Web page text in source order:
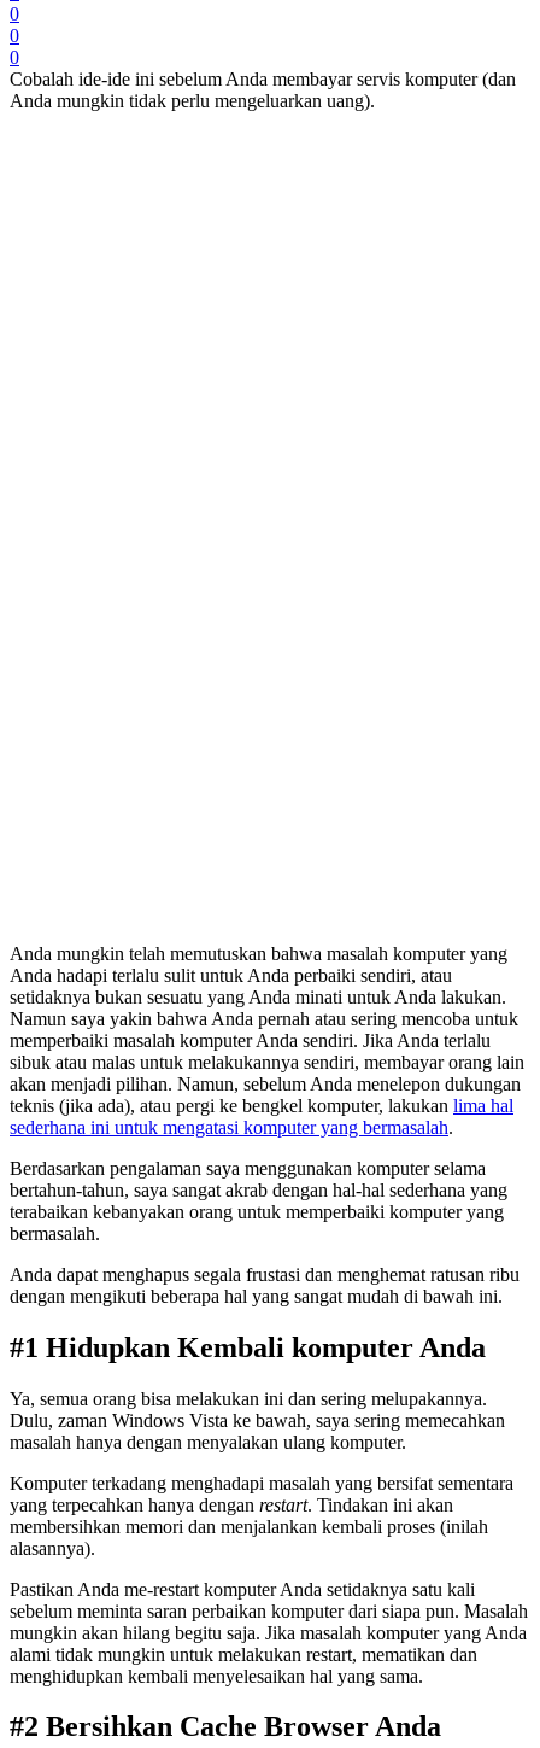
0
0
0
Cobalah ide-ide ini sebelum Anda membayar servis komputer (dan
Anda mungkin tidak perlu mengeluarkan uang).
Anda mungkin telah memutuskan bahwa masalah komputer yang
Anda hadapi terlalu sulit untuk Anda perbaiki sendiri, atau
setidaknya bukan sesuatu yang Anda minati untuk Anda lakukan.
Namun saya yakin bahwa Anda pernah atau sering mencoba untuk
memperbaiki masalah komputer Anda sendiri. Jika Anda terlalu
sibuk atau malas untuk melakukannya sendiri, membayar orang lain
akan menjadi pilihan. Namun, sebelum Anda menelepon dukungan
teknis (jika ada), atau pergi ke bengkel komputer, lakukan lima hal
sederhana ini untuk mengatasi komputer yang bermasalah.
Berdasarkan pengalaman saya menggunakan komputer selama
bertahun-tahun, saya sangat akrab dengan hal-hal sederhana yang
terabaikan kebanyakan orang untuk memperbaiki komputer yang
bermasalah.
Anda dapat menghapus segala frustasi dan menghemat ratusan ribu
dengan mengikuti beberapa hal yang sangat mudah di bawah ini.
#1 Hidupkan Kembali komputer Anda
Ya, semua orang bisa melakukan ini dan sering melupakannya.
Dulu, zaman Windows Vista ke bawah, saya sering memecahkan
masalah hanya dengan menyalakan ulang komputer.
Komputer terkadang menghadapi masalah yang bersifat sementara
yang terpecahkan hanya dengan restart. Tindakan ini akan
membersihkan memori dan menjalankan kembali proses (inilah
alasannya).
Pastikan Anda me-restart komputer Anda setidaknya satu kali
sebelum meminta saran perbaikan komputer dari siapa pun. Masalah
mungkin akan hilang begitu saja. Jika masalah komputer yang Anda
alami tidak mungkin untuk melakukan restart, mematikan dan
menghidupkan kembali menyelesaikan hal yang sama.
#2 Bersihkan Cache Browser Anda